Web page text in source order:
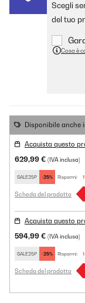
Scegli
del tuo
Cosa è
Disponibile anche
Acquista questo
629,99 € (IVA inclusa)
SALE25P -25% Risparmi:
Scheda del prodotto
Acquista questo
594,99 € (IVA inclusa)
SALE25P -25% Risparmi:
Scheda del prodotto